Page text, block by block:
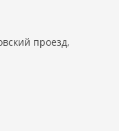
проезд,